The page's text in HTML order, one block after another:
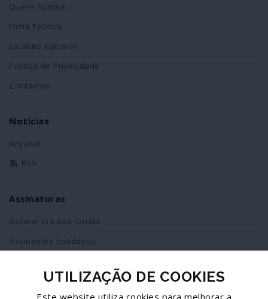
Quem Somos
Ficha Técnica
Estatuto Editorial
Política de Privacidade
Contactos
Notícias
Arquivo
RSS
Assinaturas
Assinar O Lado Oculto
Assinantes Solidários
Redes SociaisUTILIZAÇÃO DE COOKIES
Este website utiliza cookies para melhorar a